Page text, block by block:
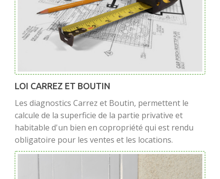
LOI CARREZ ET BOUTIN
Les diagnostics Carrez et Boutin, permettent le
calcule de la superficie de la partie privative et
habitable d'un bien en copropriété qui est rendu
obligatoire pour les ventes et les locations.